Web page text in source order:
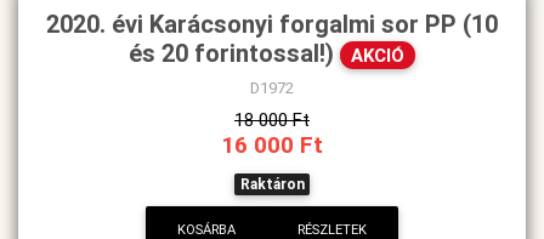
2020. évi Karácsonyi forgalmi sor PP (10
és 20 forintossal!) AKCIÓ
D1972
18 000 Ft
16 000 Ft
Raktáron
KOSÁRBA RÉSZLETEK